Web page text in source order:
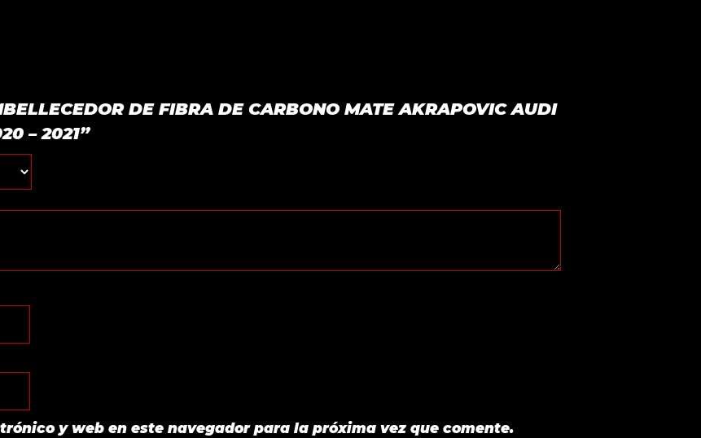
DE FIBRA DE CARBONO MATE AKRAPOVIC AUDI
– 2021”
y web en este navegador para la próxima vez que comente.